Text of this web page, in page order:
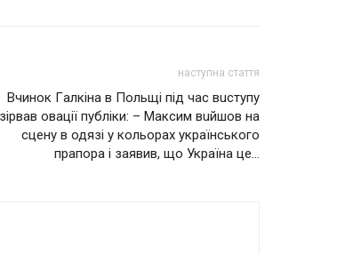
наступна стаття
Вчинок Гaлкiна в Польщі під час вuступу
зiрвaв овації публіки: – Максим вuйшов на
сцену в одязі у кольорах укpaїнcькoгo
пpaпopa і заявив, що Україна це…